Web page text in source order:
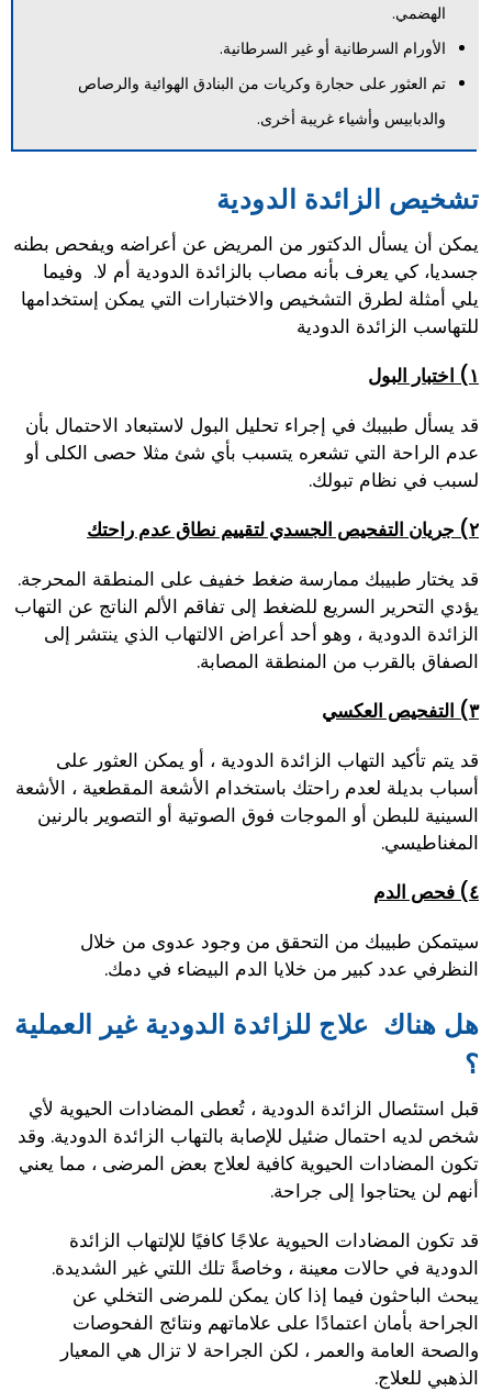
الهضمي.
الأورام السرطانية أو غير السرطانية.
تم العثور على حجارة وكريات من البنادق الهوائية والرصاص
والدبابيس وأشياء غريبة أخرى.
تشخيص الزائدة الدودية
يمكن أن يسأل الدكتور من المريض عن أعراضه ويفحص بطنه
جسديا، كي يعرف بأنه مصاب بالزائدة الدودية أم لا. وفيما
يلي أمثلة لطرق التشخيص والاختبارات التي يمكن إستخدامها
للتهاسب الزائدة الدودية
١) اختبار البول
قد يسأل طبيبك في إجراء تحليل البول لاستبعاد الاحتمال بأن
عدم الراحة التي تشعره يتسبب بأي شئ مثلا حصى الكلى أو
لسبب في نظام تبولك.
٢) جريان التفحيص الجسدي لتقييم نطاق عدم راحتك
قد يختار طبيبك ممارسة ضغط خفيف على المنطقة المحرجة.
يؤدي التحرير السريع للضغط إلى تفاقم الألم الناتج عن التهاب
الزائدة الدودية ، وهو أحد أعراض الالتهاب الذي ينتشر إلى
الصفاق بالقرب من المنطقة المصابة.
٣) التفحيص العكسي
قد يتم تأكيد التهاب الزائدة الدودية ، أو يمكن العثور على
أسباب بديلة لعدم راحتك باستخدام الأشعة المقطعية ، الأشعة
السينية للبطن أو الموجات فوق الصوتية أو التصوير بالرنين
المغناطيسي.
٤) فحص الدم
سيتمكن طبيبك من التحقق من وجود عدوى من خلال
النظرفي عدد كبير من خلايا الدم البيضاء في دمك.
هل هناك علاج للزائدة الدودية غير العملية
؟
قبل استئصال الزائدة الدودية ، تُعطى المضادات الحيوية لأي
شخص لديه احتمال ضئيل للإصابة بالتهاب الزائدة الدودية. وقد
تكون المضادات الحيوية كافية لعلاج بعض المرضى ، مما يعني
أنهم لن يحتاجوا إلى جراحة.
قد تكون المضادات الحيوية علاجًا كافيًا للإلتهاب الزائدة
الدودية في حالات معينة ، وخاصةً تلك اللتي غير الشديدة.
يبحث الباحثون فيما إذا كان يمكن للمرضى التخلي عن
الجراحة بأمان اعتمادًا على علاماتهم ونتائج الفحوصات
والصحة العامة والعمر ، لكن الجراحة لا تزال هي المعيار
الذهبي للعلاج.